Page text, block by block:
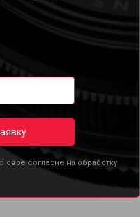
свое согласие на обработку